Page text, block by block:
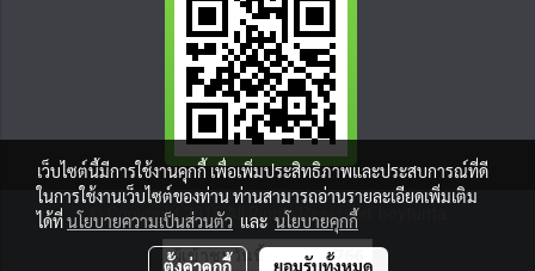
© Copyright 2016 All Rights Reserved. boytunta
ผู้เข้าชมวันนี้ 766
เว็บไซต์นี้มีการใช้งานคุกกี้ เพื่อเพิ่มประสิทธิภาพและประสบการณ์ที่ดี
ในการใช้งานเว็บไซต์ของท่าน ท่านสามารถอ่านรายละเอียดเพิ่มเติม
ได้ที่นโยบายความเป็นส่วนตัว และ นโยบายคุกกี้
ตั้งค่าคุกกี้ ยอมรับทั้งหมด